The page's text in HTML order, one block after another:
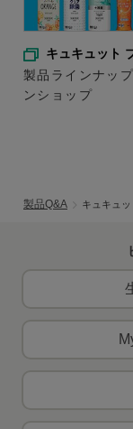
キュキュット
製品ラインナッ
ンショップ
製品Q&A キュキュ